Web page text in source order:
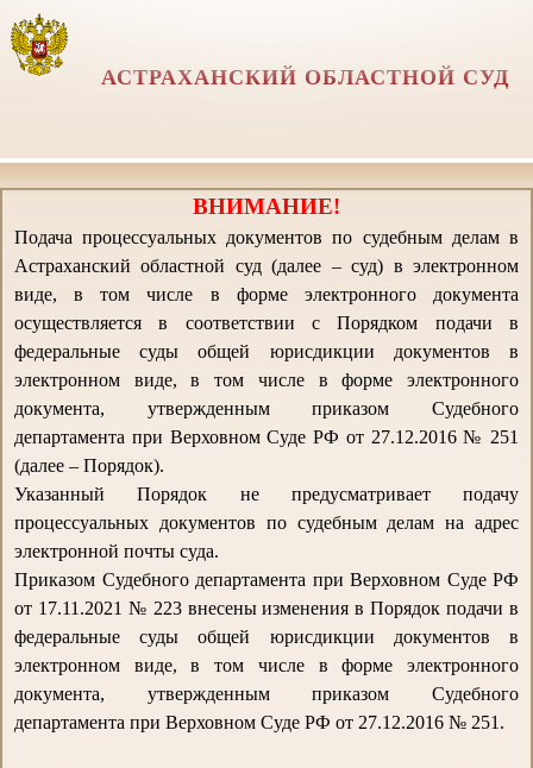
АСТРАХАНСКИЙ ОБЛАСТНОЙ СУД
ВНИМАНИЕ!
Подача процессуальных документов по судебным делам в
Астраханский областной суд (далее – суд) в электронном
виде, в том числе в форме электронного документа
осуществляется в соответствии с Порядком подачи в
федеральные суды общей юрисдикции документов в
электронном виде, в том числе в форме электронного
документа, утвержденным приказом Судебного
департамента при Верховном Суде РФ от 27.12.2016 № 251
(далее – Порядок).
Указанный Порядок не предусматривает подачу
процессуальных документов по судебным делам на адрес
электронной почты суда.
Приказом Судебного департамента при Верховном Суде РФ
от 17.11.2021 № 223 внесены изменения в Порядок подачи в
федеральные суды общей юрисдикции документов в
электронном виде, в том числе в форме электронного
документа, утвержденным приказом Судебного
департамента при Верховном Суде РФ от 27.12.2016 № 251.